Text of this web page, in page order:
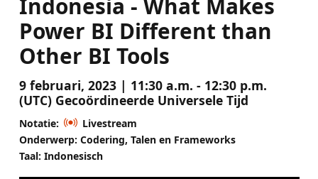
Power BI Different than
Other BI Tools
9 februari, 2023 | 11:30 a.m. - 12:30 p.m.
(UTC) Gecoördineerde Universele Tijd
Notatie:
Livestream
Onderwerp: Codering, Talen en Frameworks
Taal: Indonesisch